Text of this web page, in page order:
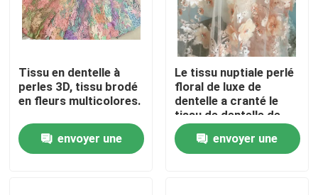
Maison
Tissu en dentelle à
perles 3D, tissu brodé
en fleurs multicolores.
envoyer une
Le tissu nuptiale perlé
floral de luxe de
dentelle a cranté le
tissu de dentelle de
robe de mariage de
bord
envoyer une